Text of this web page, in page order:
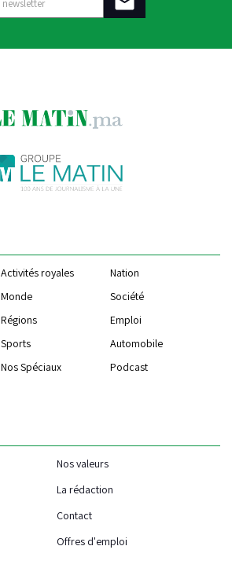
Activités royales
Nation
Monde
Société
Régions
Emploi
Sports
Automobile
Nos Spéciaux Podcast
Nos valeurs
La rédaction
Contact
Offres d'emploi